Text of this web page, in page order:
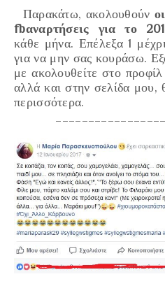
Παρακάτω, ακολουθούν
fbαναρτήσεις για το
κάθε μήνα. Επέλεξα 1
για να μην σας κουράσω.
με ακολουθείτε στο
αλλά και στην σελίδα μου,
περισσότερα.